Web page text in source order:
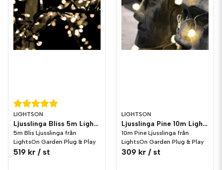
LIGHTSON
Ljusslinga Bliss 5m LightsOn Garden Plug & Play
5m Blis Ljusslinga från
LightsOn Garden Plug & Play
519 kr / st
LIGHTSON
Ljusslinga Pine 10m LightsOn Garden Plug & Play
10m Pine Ljusslinga från
LightsOn Garden Plug & Play
309 kr / st